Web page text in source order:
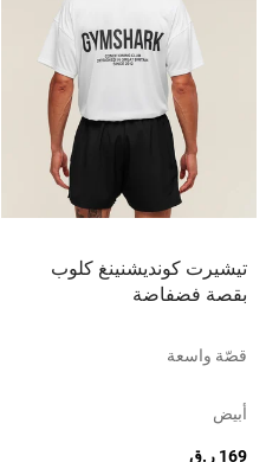
تيشيرت كونديشنينغ كلوب
بقصة فضفاضة
قصّة واسعة
أبيض
169 ر.ق